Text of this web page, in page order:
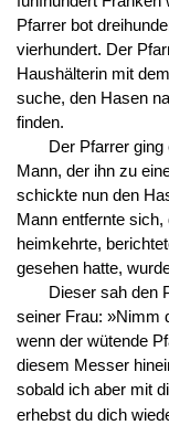
Pfarrer bot
vierhundert. Der
Haushälterin mit
suche, den Hasen
finden.
Der Pfarrer
Mann, der ihn zu
schickte nun den
Mann entfernte
heimkehrte,
gesehen hatte,
Dieser sah den
seiner Frau: »Nimm
wenn der wütende
diesem Messer
sobald ich aber mit
erhebst du dich